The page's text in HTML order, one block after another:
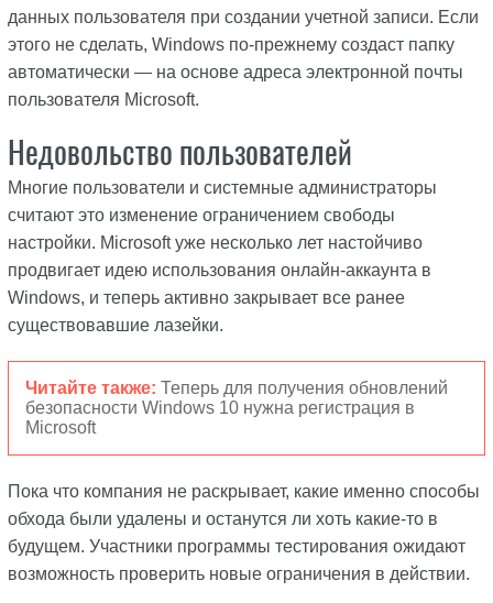
данных пользователя при создании учетной записи. Если
этого не сделать, Windows по-прежнему создаст папку
автоматически — на основе адреса электронной почты
пользователя Microsoft.
Недовольство пользователей
Многие пользователи и системные администраторы
считают это изменение ограничением свободы
настройки. Microsoft уже несколько лет настойчиво
продвигает идею использования онлайн-аккаунта в
Windows, и теперь активно закрывает все ранее
существовавшие лазейки.
Читайте также: Теперь для получения обновлений
безопасности Windows 10 нужна регистрация в
Microsoft
Пока что компания не раскрывает, какие именно способы
обхода были удалены и останутся ли хоть какие-то в
будущем. Участники программы тестирования ожидают
возможность проверить новые ограничения в действии.